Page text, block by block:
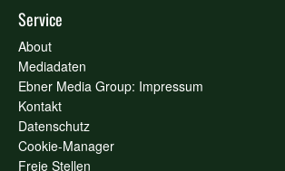
Service
About
Mediadaten
Ebner Media Group: Impressum
Kontakt
Datenschutz
Cookie-Manager
Freie Stellen